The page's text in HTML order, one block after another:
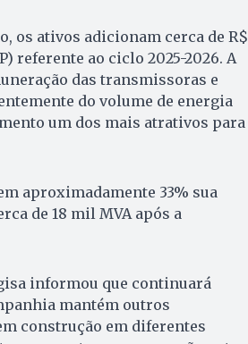
os ativos adicionam cerca de R$
referente ao ciclo 2025-2026. A
das transmissoras e
do volume de energia
um dos mais atrativos para
aproximadamente 33% sua
de 18 mil MVA após a
informou que continuará
mantém outros
construção em diferentes